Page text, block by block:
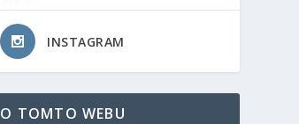
INSTAGRAM
O TOMTO WEBU